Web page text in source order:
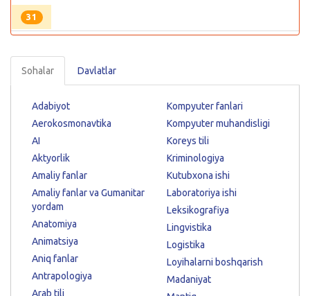
31
Sohalar Davlatlar
Adabiyot
Aerokosmonavtika
AI
Aktyorlik
Amaliy fanlar
Amaliy fanlar va Gumanitar
yordam
Anatomiya
Animatsiya
Aniq fanlar
Antrapologiya
Arab tili
Kompyuter fanlari
Kompyuter muhandisligi
Koreys tili
Kriminologiya
Kutubxona ishi
Laboratoriya ishi
Leksikografiya
Lingvistika
Logistika
Loyihalarni boshqarish
Madaniyat